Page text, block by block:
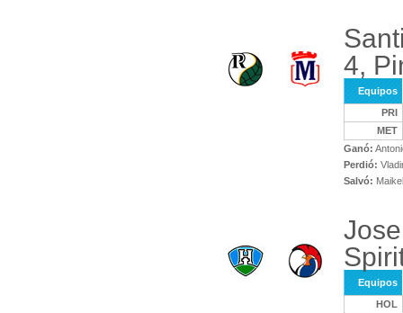
4,
Equipos
PRI
MET
Ganó:
Perdió:
Salvó:
Equipos
HOL